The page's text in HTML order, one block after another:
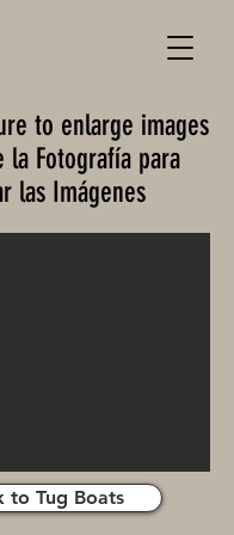
to enlarge images
la Fotografía para
las Imágenes
to Tug Boats